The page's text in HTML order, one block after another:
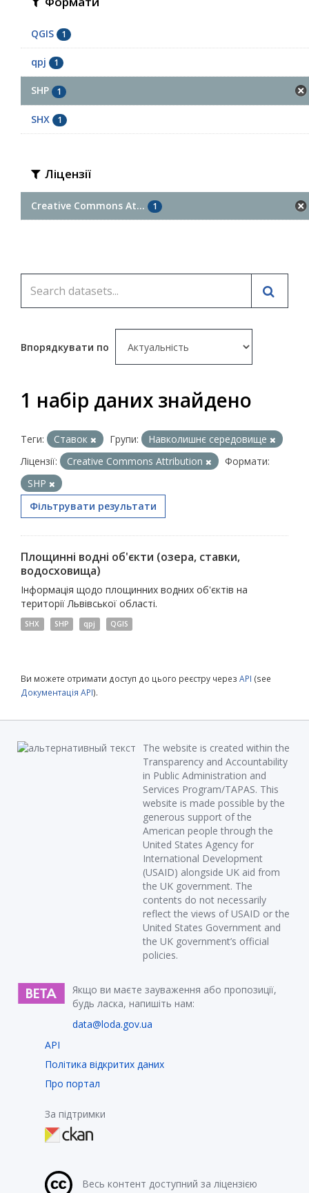
QGIS 1
qpj 1
SHP 1
SHX 1
Ліцензії
Creative Commons At... 1
Впорядкувати по
1 набір даних знайдено
Теги: Ставок Групи:
Навколишнє середовище
Ліцензії:
Creative Commons Attribution
Формати:
SHP
Фільтрувати результати
Площинні водні об'єкти (озера, ставки,
водосховища)
Інформація щодо площинних водних об'єктів на
території Львівської області.
SHX SHP qpj QGIS
Ви можете отримати доступ до цього реєстру через API (see
Документація API).
The website is created within the
Transparency and Accountability
in Public Administration and
Services Program/TAPAS. This
website is made possible by the
generous support of the
American people through the
United States Agency for
International Development
(USAID) alongside UK aid from
the UK government. The
contents do not necessarily
reflect the views of USAID or the
United States Government and
the UK government’s official
policies.
Якщо ви маєте зауваження або пропозиції,
будь ласка, напишіть нам:
data@loda.gov.ua
API
Політика відкритих даних
Про портал
За підтримки
Весь контент доступний за ліцензією